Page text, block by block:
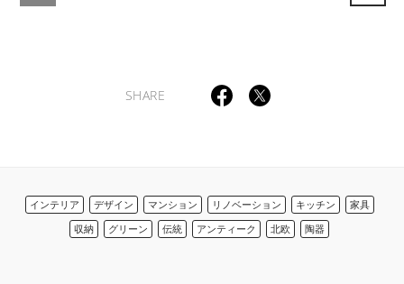
SHARE
インテリア デザイン マンション リノベーション キッチン
家具
収納
グリーン 伝統 アンティーク 北欧 陶器